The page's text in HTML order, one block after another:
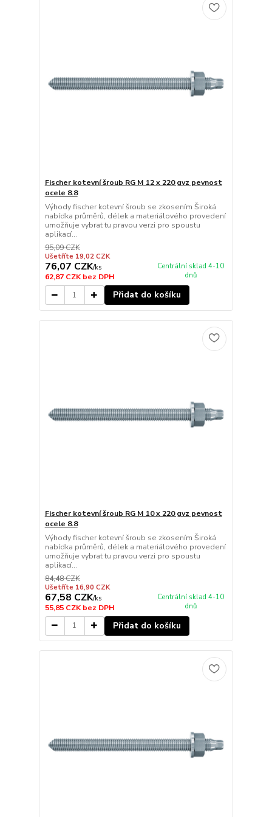
Fischer kotevní šroub RG M 12 x 220 gvz pevnost
ocele 8.8
Výhody fischer kotevní šroub se zkosením Široká
nabídka průměrů, délek a materiálového provedení
umožňuje vybrat tu pravou verzi pro spoustu
aplikací...
95,09 CZK
Ušetříte 19,02 CZK
76,07 CZK/ks
62,87 CZKbez DPH
Centrální sklad 4-10
dnů
Přidat do košíku
Fischer kotevní šroub RG M 10 x 220 gvz pevnost
ocele 8.8
Výhody fischer kotevní šroub se zkosením Široká
nabídka průměrů, délek a materiálového provedení
umožňuje vybrat tu pravou verzi pro spoustu
aplikací...
84,48 CZK
Ušetříte 16,90 CZK
67,58 CZK/ks
55,85 CZKbez DPH
Centrální sklad 4-10
dnů
Přidat do košíku